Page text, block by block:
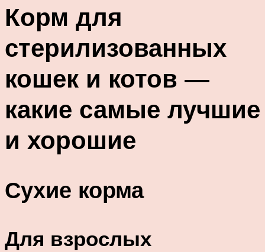
Корм для
стерилизованных
кошек и котов —
какие самые лучшие
и хорошие
Сухие корма
Для взрослых